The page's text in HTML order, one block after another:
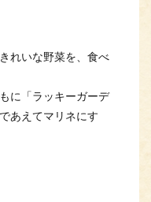
れいな野菜を、食べ
に「ラッキーガーデ
あえてマリネにす